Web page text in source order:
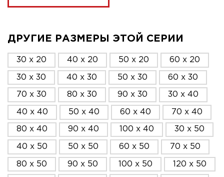
ДРУГИЕ РАЗМЕРЫ ЭТОЙ СЕРИИ
30 x 20 40 x 20 50 x 20 60 x 20
30 x 30 40 x 30 50 x 30 60 x 30
70 x 30 80 x 30 90 x 30 30 x 40
40 x 40 50 x 40 60 x 40 70 x 40
80 x 40 90 x 40 100 x 40 30 x 50
40 x 50 50 x 50 60 x 50 70 x 50
80 x 50 90 x 50 100 x 50 120 x 50